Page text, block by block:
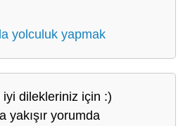
yolculuk yapmak
dilekleriniz için :)
yakışır yorumda